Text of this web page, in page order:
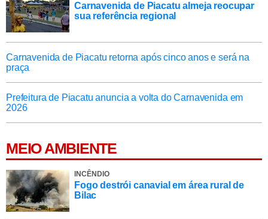
Carnavenida de Piacatu almeja reocupar
sua referência regional
Carnavenida de Piacatu retorna após cinco anos e será na
praça
Prefeitura de Piacatu anuncia a volta do Carnavenida em
2026
MEIO AMBIENTE
INCÊNDIO
Fogo destrói canavial em área rural de
Bilac